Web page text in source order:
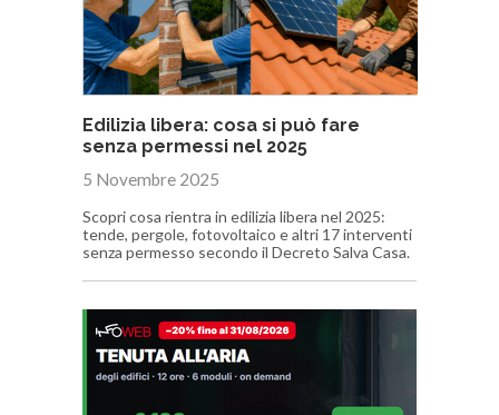
Edilizia libera: cosa si può fare
senza permessi nel 2025
5 Novembre 2025
Scopri cosa rientra in edilizia libera nel 2025:
tende, pergole, fotovoltaico e altri 17 interventi
senza permesso secondo il Decreto Salva Casa.